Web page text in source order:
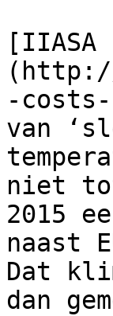
[IIASA
-costs-
van
niet
2015
naast
Dat
dan